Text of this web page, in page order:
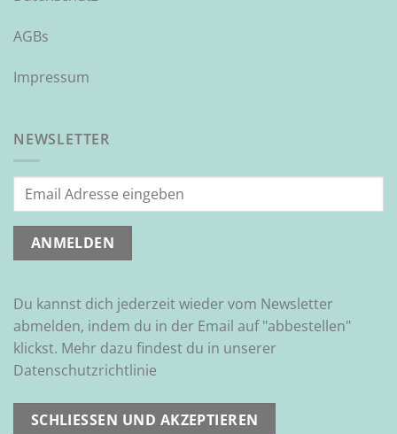
AGBs
Impressum
NEWSLETTER
Du kannst dich jederzeit wieder vom Newsletter
abmelden, indem du in der Email auf "abbestellen"
klickst. Mehr dazu findest du in unserer
Datenschutzrichtlinie